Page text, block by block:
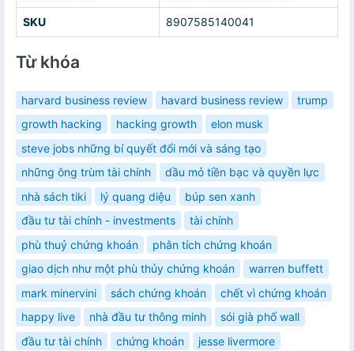
SKU 8907585140041
Từ khóa
harvard business review havard business review
trump
growth hacking
hacking growth
elon musk
steve jobs những bí quyết đổi mới và sáng tạo
những ông trùm tài chính
dầu mỏ tiền bạc và quyền lực
nhà sách tiki
lý quang diệu
búp sen xanh
đầu tư tài chính - investments
tài chính
phù thuỷ chứng khoán
phân tích chứng khoán
giao dịch như một phù thủy chứng khoán
warren buffett
mark minervini
sách chứng khoán
chết vì chứng khoán
happy live
nhà đầu tư thông minh
sói già phố wall
đầu tư tài chính
chứng khoán
jesse livermore